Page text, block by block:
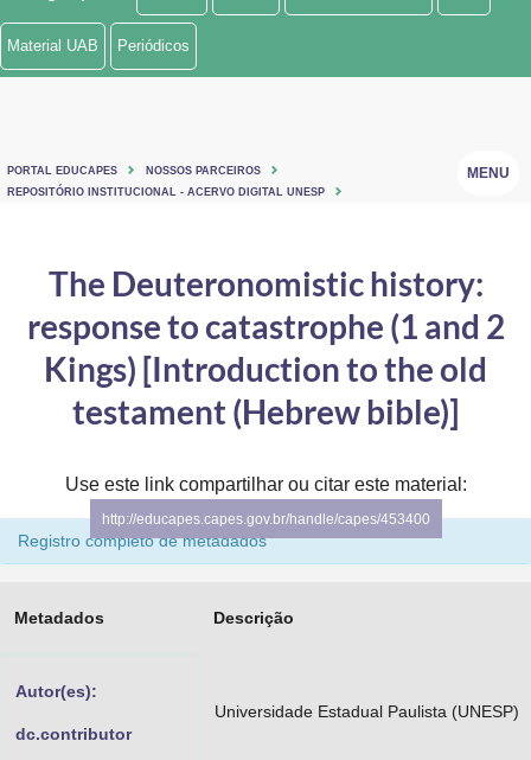
Ministério de Minas e Energia
Ministério do Turismo
Controladoria-Geral da União
Ministério da Mulher, da Família e dos Direitos Humanos
Gabinete de Segurança Institucional
Advocacia-Geral da União
MENU
Material UAB Periódicos
PORTAL EDUCAPES
NOSSOS PARCEIROS
REPOSITÓRIO INSTITUCIONAL - ACERVO DIGITAL UNESP
The Deuteronomistic history:
response to catastrophe (1 and 2
Kings) [Introduction to the old
testament (Hebrew bible)]
Use este link compartilhar ou citar este material:
http://educapes.capes.gov.br/handle/capes/453400
Registro completo de metadados
Metadados Descrição
Autor(es):
dc.contributor
Universidade Estadual Paulista (UNESP)